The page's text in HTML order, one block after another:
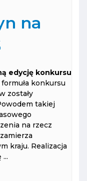
na
edycję konkursu
formuła konkursu
zostały
takiej
na rzecz
kraju. Realizacja